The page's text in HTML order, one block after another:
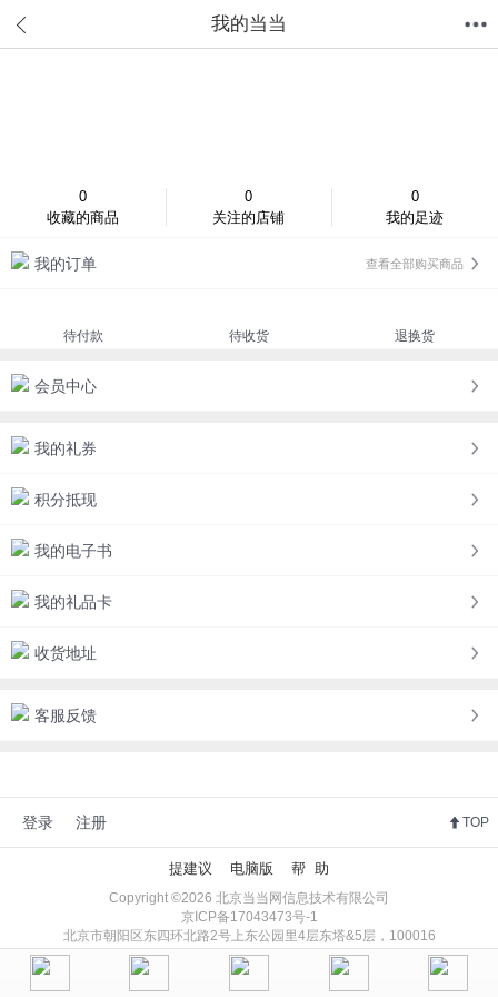
我的当当
0
收藏的商品
0
关注的店铺
0
我的足迹
我的订单 查看全部购买商品
待付款 待收货 退换货
会员中心
我的礼券
积分抵现
我的电子书
我的礼品卡
收货地址
客服反馈
登录 注册 TOP
提建议 电脑版 帮 助
Copyright ©2026 北京当当网信息技术有限公司
京ICP备17043473号-1
北京市朝阳区东四环北路2号上东公园里4层东塔&5层，100016